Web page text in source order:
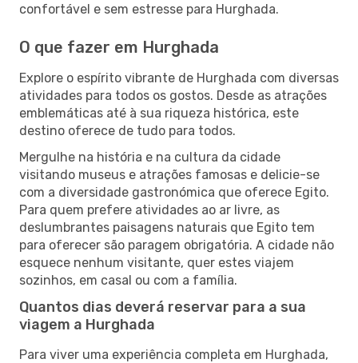
confortável e sem estresse para Hurghada.
O que fazer em Hurghada
Explore o espírito vibrante de Hurghada com diversas
atividades para todos os gostos. Desde as atrações
emblemáticas até à sua riqueza histórica, este
destino oferece de tudo para todos.
Mergulhe na história e na cultura da cidade
visitando museus e atrações famosas e delicie-se
com a diversidade gastronómica que oferece Egito.
Para quem prefere atividades ao ar livre, as
deslumbrantes paisagens naturais que Egito tem
para oferecer são paragem obrigatória. A cidade não
esquece nenhum visitante, quer estes viajem
sozinhos, em casal ou com a família.
Quantos dias deverá reservar para a sua
viagem a Hurghada
Para viver uma experiência completa em Hurghada,